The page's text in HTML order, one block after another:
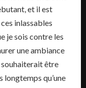
et il est
inlassables
je sois contre les
une ambiance
souhaiterait être
longtemps qu’une